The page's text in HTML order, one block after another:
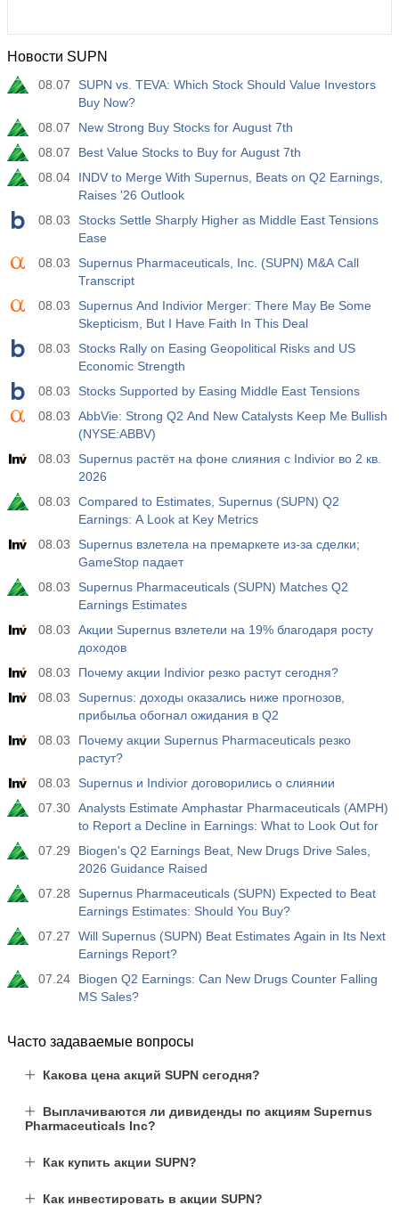
Новости SUPN
08.07
SUPN vs. TEVA: Which Stock Should Value Investors
Buy Now?
08.07
New Strong Buy Stocks for August 7th
08.07
Best Value Stocks to Buy for August 7th
08.04
INDV to Merge With Supernus, Beats on Q2 Earnings,
Raises '26 Outlook
08.03
Stocks Settle Sharply Higher as Middle East Tensions
Ease
08.03
Supernus Pharmaceuticals, Inc. (SUPN) M&A Call
Transcript
08.03
Supernus And Indivior Merger: There May Be Some
Skepticism, But I Have Faith In This Deal
08.03
Stocks Rally on Easing Geopolitical Risks and US
Economic Strength
08.03
Stocks Supported by Easing Middle East Tensions
08.03
AbbVie: Strong Q2 And New Catalysts Keep Me Bullish
(NYSE:ABBV)
08.03
Supernus растёт на фоне слияния с Indivior во 2 кв.
2026
08.03
Compared to Estimates, Supernus (SUPN) Q2
Earnings: A Look at Key Metrics
08.03
Supernus взлетела на премаркете из-за сделки;
GameStop падает
08.03
Supernus Pharmaceuticals (SUPN) Matches Q2
Earnings Estimates
08.03
Акции Supernus взлетели на 19% благодаря росту
доходов
08.03
Почему акции Indivior резко растут сегодня?
08.03
Supernus: доходы оказались ниже прогнозов,
прибыльa обогнал ожидания в Q2
08.03
Почему акции Supernus Pharmaceuticals резко
растут?
08.03
Supernus и Indivior договорились о слиянии
07.30 Analysts Estimate Amphastar Pharmaceuticals (AMPH)
to Report a Decline in Earnings: What to Look Out for
07.29
Biogen's Q2 Earnings Beat, New Drugs Drive Sales,
2026 Guidance Raised
07.28
Supernus Pharmaceuticals (SUPN) Expected to Beat
Earnings Estimates: Should You Buy?
07.27
Will Supernus (SUPN) Beat Estimates Again in Its Next
Earnings Report?
07.24
Biogen Q2 Earnings: Can New Drugs Counter Falling
MS Sales?
Часто задаваемые вопросы
Какова цена акций SUPN сегодня?
Выплачиваются ли дивиденды по акциям Supernus
Pharmaceuticals Inc?
Как купить акции SUPN?
Как инвестировать в акции SUPN?